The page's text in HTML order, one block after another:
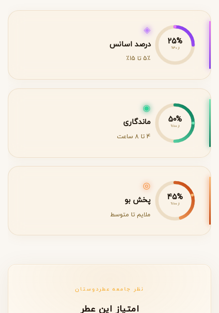
25%
از 40%
◈
درصد اسانس
5٪ تا 15٪
50%
از 100%
◉
ماندگاری
4 تا 8 ساعت
45%
از 100%
◎
پخش بو
ملایم تا متوسط
نظر جامعه عطردوستان
امتیاز این عطر